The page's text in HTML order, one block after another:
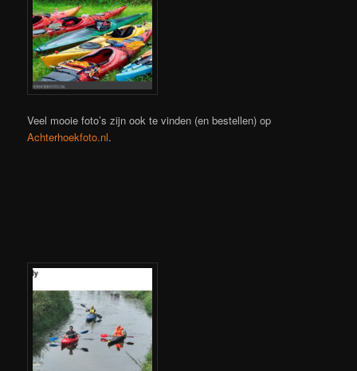
Veel mooie foto’s zijn ook te vinden (en bestellen) op
Achterhoekfoto.nl.